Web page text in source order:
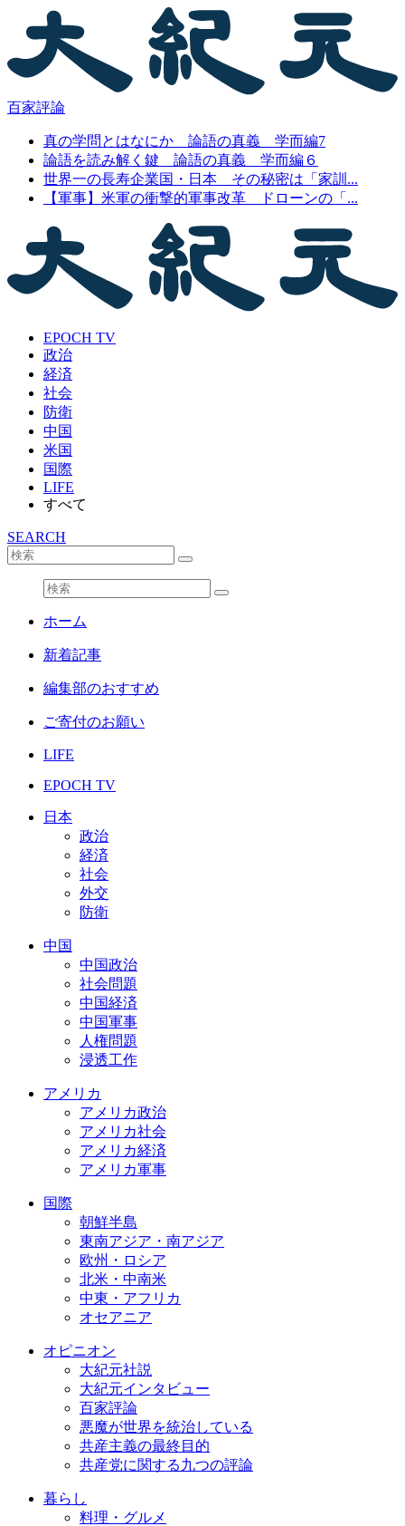
百家評論
真の学問とはなにか 論語の真義 学而編7
論語を読み解く鍵 論語の真義 学而編６
世界一の長寿企業国・日本 その秘密は「家訓...
【軍事】米軍の衝撃的軍事改革 ドローンの「...
EPOCH TV
政治
経済
社会
防衛
中国
米国
国際
LIFE
すべて
SEARCH
ホーム
新着記事
編集部のおすすめ
ご寄付のお願い
LIFE
EPOCH TV
日本
政治
経済
社会
外交
防衛
中国
中国政治
社会問題
中国経済
中国軍事
人権問題
浸透工作
アメリカ
アメリカ政治
アメリカ社会
アメリカ経済
アメリカ軍事
国際
朝鮮半島
東南アジア・南アジア
欧州・ロシア
北米・中南米
中東・アフリカ
オセアニア
オピニオン
大紀元社説
大紀元インタビュー
百家評論
悪魔が世界を統治している
共産主義の最終目的
共産党に関する九つの評論
暮らし
料理・グルメ